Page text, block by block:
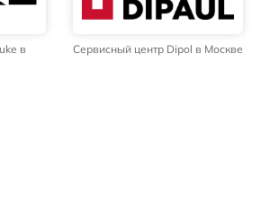
в
Сервисный центр Dipol в Москве